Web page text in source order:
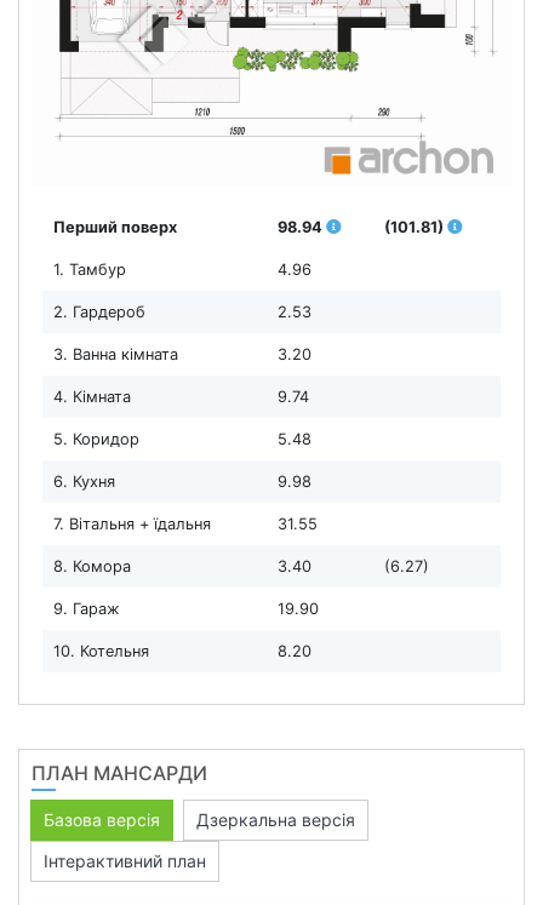
Перший поверх 98.94 (101.81)
1. Тамбур 4.96
2. Гардероб 2.53
3. Ванна кімната 3.20
4. Кімната 9.74
5. Коридор 5.48
6. Кухня 9.98
7. Вітальня + їдальня 31.55
8. Комора 3.40 (6.27)
9. Гараж 19.90
10. Котельня 8.20
ПЛАН МАНСАРДИ
Базова версія
Дзеркальна версія
Інтерактивний план